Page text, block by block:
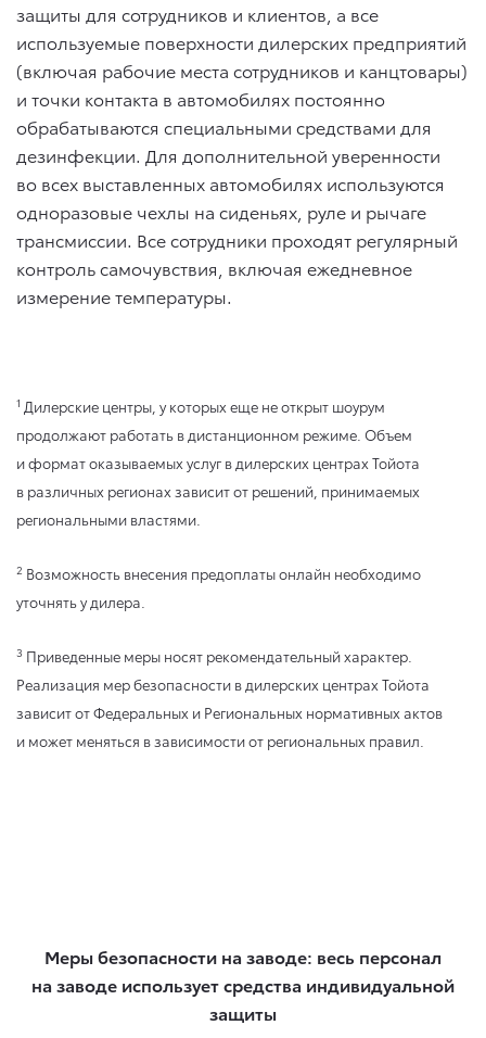
защиты для сотрудников и клиентов, а все
используемые поверхности дилерских предприятий
(включая рабочие места сотрудников и канцтовары)
и точки контакта в автомобилях постоянно
обрабатываются специальными средствами для
дезинфекции. Для дополнительной уверенности
во всех выставленных автомобилях используются
одноразовые чехлы на сиденьях, руле и рычаге
трансмиссии. Все сотрудники проходят регулярный
контроль самочувствия, включая ежедневное
измерение температуры.
1 Дилерские центры, у которых еще не открыт шоурум
продолжают работать в дистанционном режиме. Объем
и формат оказываемых услуг в дилерских центрах Тойота
в различных регионах зависит от решений, принимаемых
региональными властями.
2 Возможность внесения предоплаты онлайн необходимо
уточнять у дилера.
3 Приведенные меры носят рекомендательный характер.
Реализация мер безопасности в дилерских центрах Тойота
зависит от Федеральных и Региональных нормативных актов
и может меняться в зависимости от региональных правил.
Меры безопасности на заводе: весь персонал
на заводе использует средства индивидуальной
защиты